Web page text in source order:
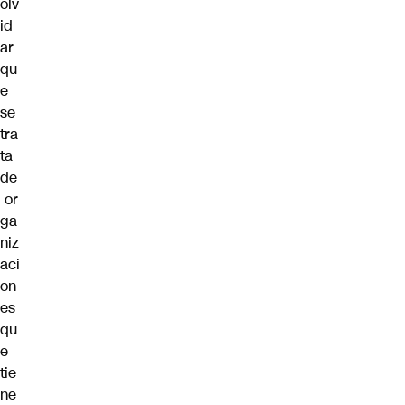
id
ar
qu
e
se
tra
ta
de
or
ga
niz
aci
on
es
qu
e
tie
ne